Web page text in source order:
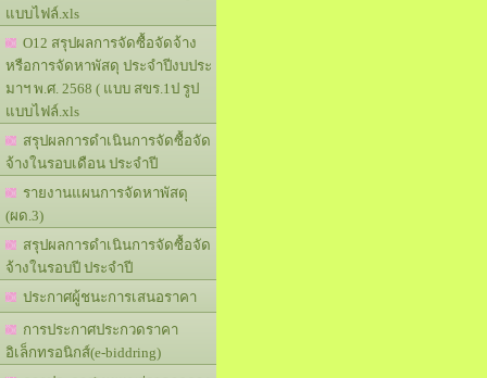
แบบไฟล์.xls
O12 สรุปผลการจัดซื้อจัดจ้าง
หรือการจัดหาพัสดุ ประจำปีงบประ
มาฯ พ.ศ. 2568 ( แบบ สขร.1ป รูป
แบบไฟล์.xls
สรุปผลการดำเนินการจัดซื้อจัด
จ้างในรอบเดือน ประจำปี
รายงานแผนการจัดหาพัสดุ
(ผด.3)
สรุปผลการดำเนินการจัดซื้อจัด
จ้างในรอบปี ประจำปี
ประกาศผู้ชนะการเสนอราคา
การประกาศประกวดราคา
อิเล็กทรอนิกส์(e-biddring)